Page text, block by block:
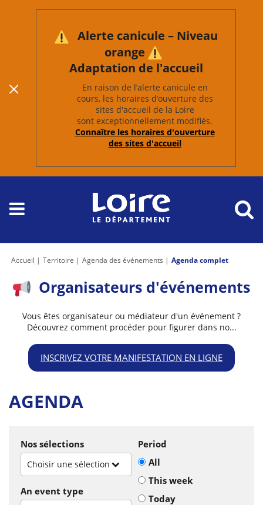
Alerte canicule – Niveau
orange
Adaptation de l'accueil
En raison de l’alerte canicule en
cours, les horaires d’ouverture des
sites d'accueil de la Loire
sont exceptionnellement modifiés.
Connaître les horaires d'ouverture
des sites d'accueil
Accueil Territoire Agenda des événements Agenda complet
Organisateurs d'événements
Vous êtes organisateur ou médiateur d'un événement ?
Découvrez comment procéder pour figurer dans no...
INSCRIVEZ VOTRE MANIFESTATION EN LIGNE
AGENDA
Nos sélections
Choisir une sélection
An event type
Period
All
This week
Today